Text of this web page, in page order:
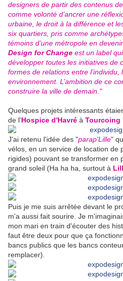
designers de partir des contenus
comme volonté d’ancrer une
urbaine, le droit à la différence et
six quartiers, pris comme
témoins d’une métropole en devenir.
Design for Change est un label
développer toutes les initiatives de
formes de relations entre l’individu,
environnement. L’ambition de ce
construire la ville de demain."
Quelques projets intéressants
de l'Hospice d'Havré à Tourcoing
J'ai retenu l'idée des "parap'Lille"
vélos, en un service de location de
rigides) pouvant se transformer en
grand soleil (Ha ha ha, surtout à
Puis je me suis arrêtée devant le
m'a aussi fait sourire. Je
mon mari en train d'écouter des
faut être deux pour que ça
bancs publics que les bancs
remplacer).